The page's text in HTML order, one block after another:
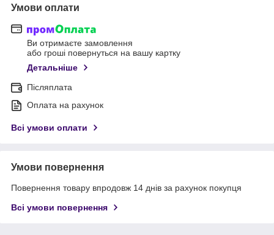
Умови оплати
Ви отримаєте замовлення
або гроші повернуться на вашу картку
Детальніше
Післяплата
Оплата на рахунок
Всі умови оплати
Умови повернення
Повернення товару впродовж 14 днів за рахунок покупця
Всі умови повернення